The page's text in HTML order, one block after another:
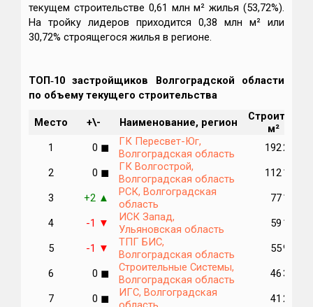
текущем строительстве 0,61 млн м² жилья (53,72%).
На тройку лидеров приходится 0,38 млн м² или
30,72% строящегося жилья в регионе.
ТОП‑10 застройщиков Волгоградской области
по объему текущего строительства
Место +\- Наименование, регион
Строится,
м²
1
0 ◼
ГК Пересвет-Юг,
Волгоградская область
192 291
2
0 ◼
ГК Волгострой,
Волгоградская область
112 131
3
+2 ▲
РСК, Волгоградская
область
77 129
4
-1 ▼
ИСК Запад,
Ульяновская область
59 133
5
-1 ▼
ТПГ БИС,
Волгоградская область
55 995
6
0 ◼
Строительные Системы,
Волгоградская область
46 342
7
0 ◼
ИГС, Волгоградская
41 210